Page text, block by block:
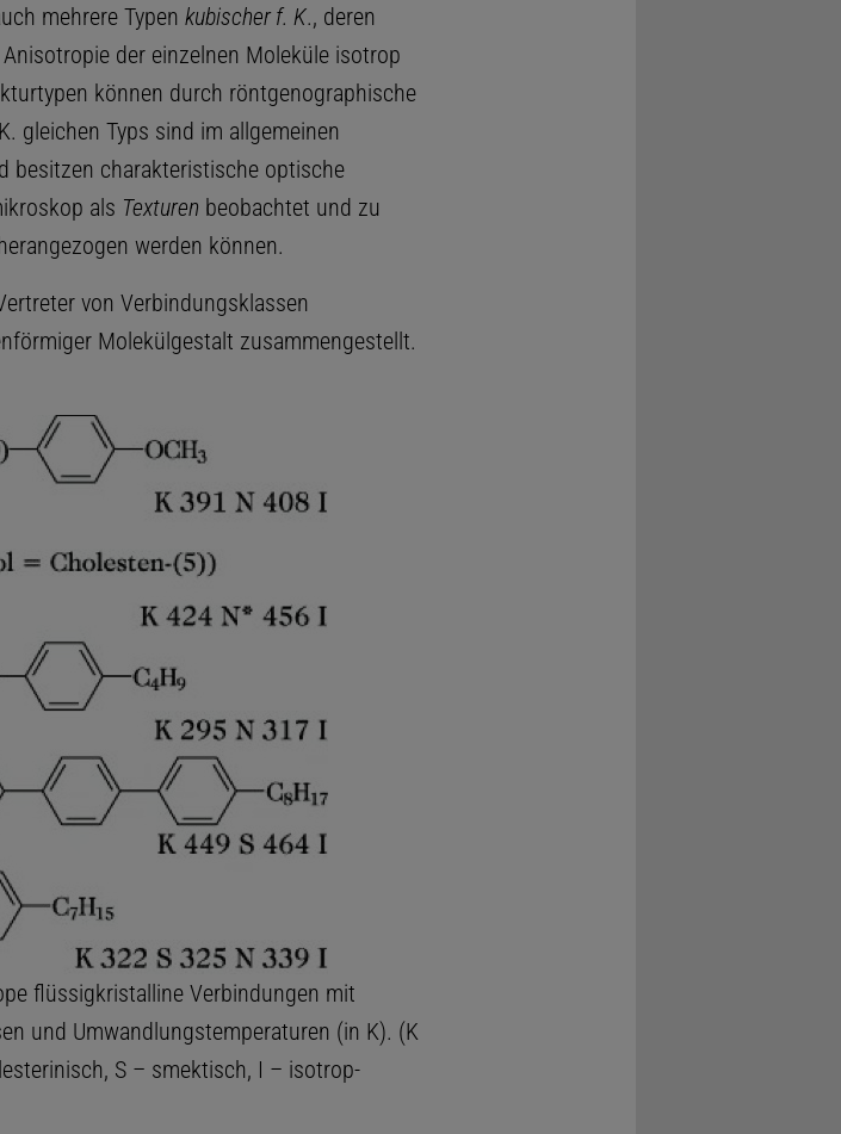
mehrere Typen kubischer f. K., deren
der einzelnen Moleküle isotrop
können durch röntgenographische
gleichen Typs sind im allgemeinen
besitzen charakteristische optische
als Texturen beobachtet und zu
werden können.
von Verbindungsklassen
Molekülgestalt zusammengestellt.
flüssigkristalline Verbindungen mit
und Umwandlungstemperaturen (in K). (K
S – smektisch, I – isotrop-